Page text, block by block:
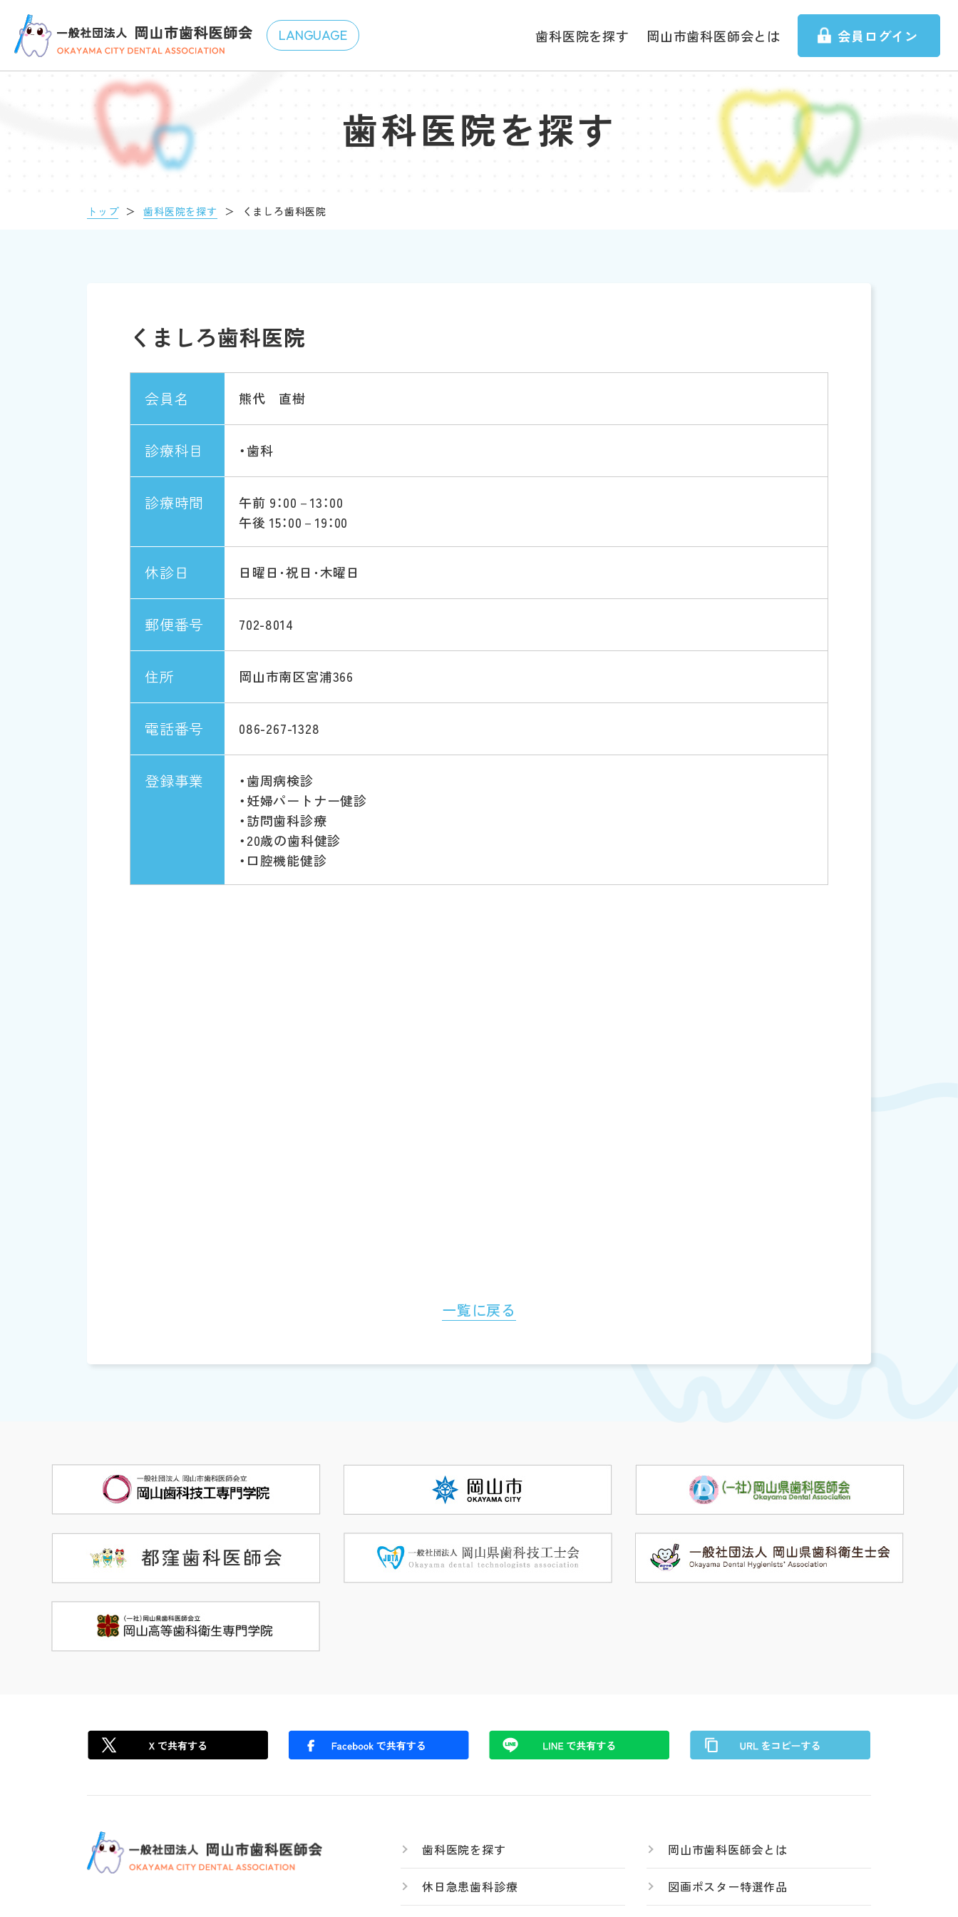
歯科医院を探す 岡山市歯科医師会とは 会員ログイン
歯科医院を探す
トップ ＞ 歯科医院を探す ＞ くましろ歯科医院
くましろ歯科医院
会員名 熊代 直樹
診療科目 ・歯科
診療時間
午前 9：00－13：00
午後 15：00－19：00
休診日 日曜日･祝日･木曜日
郵便番号 702-8014
住所 岡山市南区宮浦366
電話番号 086-267-1328
登録事業
・歯周病検診
・妊婦パートナー健診
・訪問歯科診療
・20歳の歯科健診
・口腔機能健診
一覧に戻る
歯科医院を探す
休日急患歯科診療
岡山市歯科医師会とは
図画ポスター特選作品